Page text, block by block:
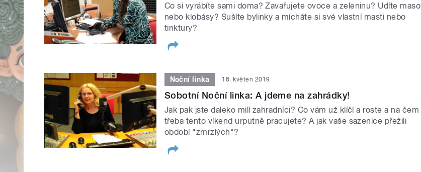
Co si vyrábíte sami doma? Zavařujete ovoce a zeleninu? Udíte maso
nebo klobásy? Sušíte bylinky a mícháte si své vlastní masti nebo
tinktury?
Noční linka 18. květen 2019
Sobotní Noční linka: A jdeme na zahrádky!
Jak pak jste daleko milí zahradníci? Co vám už klíčí a roste a na čem
třeba tento víkend urputně pracujete? A jak vaše sazenice přežili
období "zmrzlých"?